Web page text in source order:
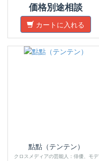
価格別途相談
カートに入れる
點點（テンテン）
クロスメディアの芸能人：俳優、モデ